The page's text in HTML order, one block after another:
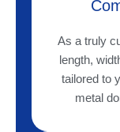
As a truly
length,
tailored to
metal